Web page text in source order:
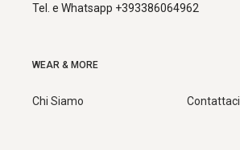
Tel. e Whatsapp +393386064962
WEAR & MORE
Chi Siamo Contattaci